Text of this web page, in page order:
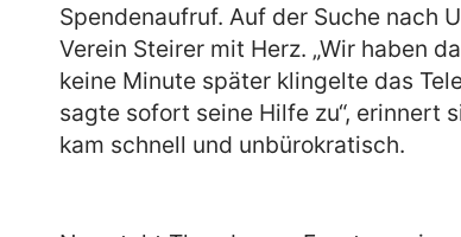
Spendenaufruf. Auf der Suche nach
Verein Steirer mit Herz. „Wir haben
keine Minute später klingelte das
sagte sofort seine Hilfe zu“, erinnert
kam schnell und unbürokratisch.